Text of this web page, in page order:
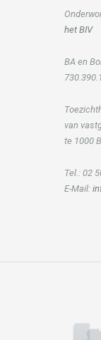
het BIV
BA en
van
te 1000
Tel.: 02
E-Mail: